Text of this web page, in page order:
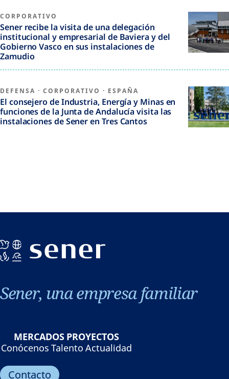
CORPORATIVO
Sener recibe la visita de una delegación
institucional y empresarial de Baviera y del
Gobierno Vasco en sus instalaciones de
Zamudio
DEFENSA · CORPORATIVO · ESPAÑA
El consejero de Industria, Energía y Minas en
funciones de la Junta de Andalucía visita las
instalaciones de Sener en Tres Cantos
Sener, una empresa familiar
MERCADOS PROYECTOS
Conócenos Talento Actualidad
Contacto